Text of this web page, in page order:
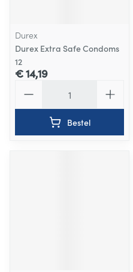
Durex
Durex Extra Safe Condoms
12
€ 14,19
Bestel